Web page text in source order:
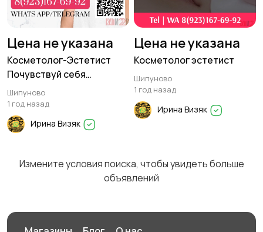
Цена не указана
Косметолог-Эстетист
Почувствуй себя
королевой!
Шипуново
1 год назад
Ирина Визяк
Цена не указана
Косметолог эстетист
Шипуново
1 год назад
Ирина Визяк
Измените условия поиска, чтобы увидеть больше
объявлений